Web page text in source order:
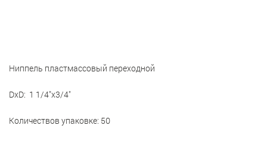
Ниппель пластмассовый переходной
DxD: 1 1/4"x3/4"
Количествов упаковке: 50